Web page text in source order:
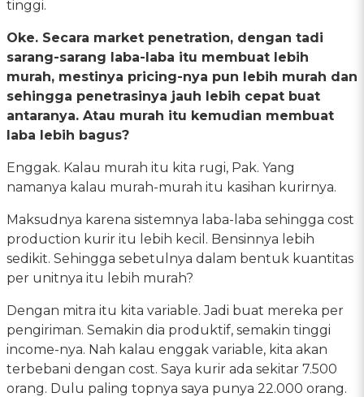
tinggi.
Oke. Secara market penetration, dengan tadi
sarang-sarang laba-laba itu membuat lebih
murah, mestinya pricing-nya pun lebih murah dan
sehingga penetrasinya jauh lebih cepat buat
antaranya. Atau murah itu kemudian membuat
laba lebih bagus?
Enggak. Kalau murah itu kita rugi, Pak. Yang
namanya kalau murah-murah itu kasihan kurirnya.
Maksudnya karena sistemnya laba-laba sehingga cost
production kurir itu lebih kecil. Bensinnya lebih
sedikit. Sehingga sebetulnya dalam bentuk kuantitas
per unitnya itu lebih murah?
Dengan mitra itu kita variable. Jadi buat mereka per
pengiriman. Semakin dia produktif, semakin tinggi
income-nya. Nah kalau enggak variable, kita akan
terbebani dengan cost. Saya kurir ada sekitar 7.500
orang. Dulu paling topnya saya punya 22.000 orang.